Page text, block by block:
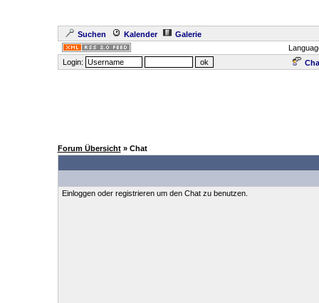
Suchen Kalender
Galerie
Login:
Forum Übersicht» Chat
Einloggen oder registrieren um den Chat zu benutzen.